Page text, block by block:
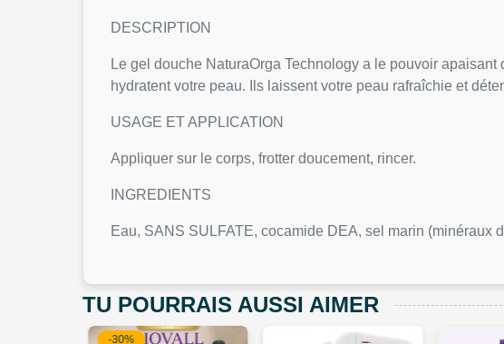
DESCRIPTION
Le gel douche NaturaOrga Technology a le pouvoir
hydratent votre peau. Ils laissent votre peau rafraîchie et
USAGE ET APPLICATION
Appliquer sur le corps, frotter doucement, rincer.
INGREDIENTS
Eau, SANS SULFATE, cocamide DEA, sel marin (minéraux
TU POURRAIS AUSSI AIMER